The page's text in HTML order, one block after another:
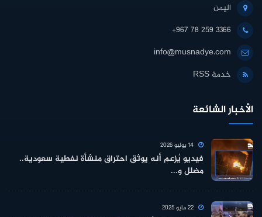
اليمن
+967 78 259 3366
info@musnadye.com
خدمة RSS
الأخبار الشائعة
فيديو يُزعم أنه يوثق احتراق منشأة نفطية سعودية..
مضلل و...